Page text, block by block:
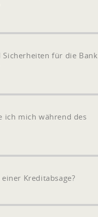
Sicherheiten für die Bank
ich mich während des
Kreditabsage?